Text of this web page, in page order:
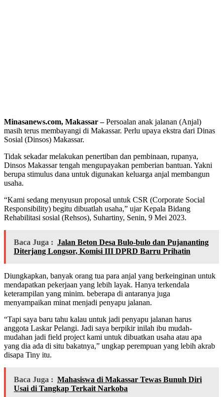
Minasanews.com, Makassar –Persoalan anak jalanan (Anjal)
masih terus membayangi di Makassar. Perlu upaya ekstra dari Dinas
Sosial (Dinsos) Makassar.
Tidak sekadar melakukan penertiban dan pembinaan, rupanya,
Dinsos Makassar tengah mengupayakan pemberian bantuan. Yakni
berupa stimulus dana untuk digunakan keluarga anjal membangun
usaha.
“Kami sedang menyusun proposal untuk CSR (Corporate Social
Responsibility) begitu dibuatlah usaha,” ujar Kepala Bidang
Rehabilitasi sosial (Rehsos), Suhartiny, Senin, 9 Mei 2023.
Baca Juga : Jalan Beton Desa Bulo-bulo dan Pujananting
Diterjang Longsor, Komisi III DPRD Barru Prihatin
Diungkapkan, banyak orang tua para anjal yang berkeinginan untuk
mendapatkan pekerjaan yang lebih layak. Hanya terkendala
keterampilan yang minim. beberapa di antaranya juga
menyampaikan minat menjadi penyapu jalanan.
“Tapi saya baru tahu kalau untuk jadi penyapu jalanan harus
anggota Laskar Pelangi. Jadi saya berpikir inilah ibu mudah-
mudahan jadi field project kami untuk dibuatkan usaha atau apa
yang dia ada di situ bakatnya,” ungkap perempuan yang lebih akrab
disapa Tiny itu.
Baca Juga : Mahasiswa di Makassar Tewas Bunuh Diri
Usai di Tangkap Terkait Narkoba